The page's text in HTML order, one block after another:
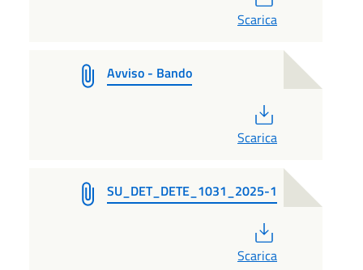
Scarica
Avviso - Bando
Scarica
SU_DET_DETE_1031_2025-1
Scarica